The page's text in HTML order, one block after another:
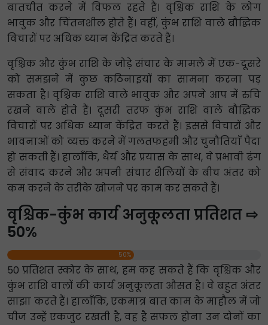
बातचीत करने में विफल रहते हैं। वृश्चिक राशि के लोग
भावुक और चिंतनशील होते हैं। वहीं, कुंभ राशि वाले बौद्धिक
विचारों पर अधिक ध्यान केंद्रित करते हैं।
वृश्चिक और कुंभ राशि के जोड़े संचार के मामले में एक-दूसरे
को समझने में कुछ कठिनाइयों का सामना करना पड़
सकता है। वृश्चिक राशि वाले भावुक और अपने आप में रुचि
रखने वाले होते हैं। दूसरी तरफ कुंभ राशि वाले बौद्धिक
विचारों पर अधिक ध्यान केंद्रित करते हैं। इससे विचारों और
भावनाओं को व्यक्त करने में गलतफहमी और चुनौतियाँ पैदा
हो सकती हैं। हालाँकि, धैर्य और प्रयास के साथ, वे प्रभावी ढंग
से संवाद करने और अपनी संचार शैलियों के बीच अंतर को
कम करने के तरीके खोजने पर काम कर सकते हैं।
वृश्चिक-कुंभ कार्य अनुकूलता प्रतिशत ⇨
50%
50%
50 प्रतिशत स्कोर के साथ, हम कह सकते हैं कि वृश्चिक और
कुंभ राशि वालों की कार्य अनुकूलता औसत है। वे बहुत अंतर
साझा करते हैं। हालाँकि, एकमात्र बात काम के माहौल में जो
चीज उन्हें एकजुट रखती है, वह है सफल होना उन दोनों का